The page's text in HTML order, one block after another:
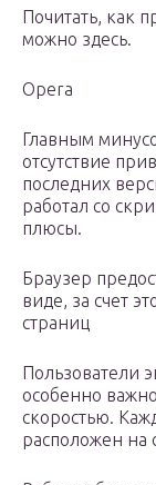
Почитать, как
можно здесь.
Opera
Главным
отсутствие
последних
работал со
плюсы.
Браузер
виде, за счет
страниц
Пользователи
особенно
скоростью.
расположен на